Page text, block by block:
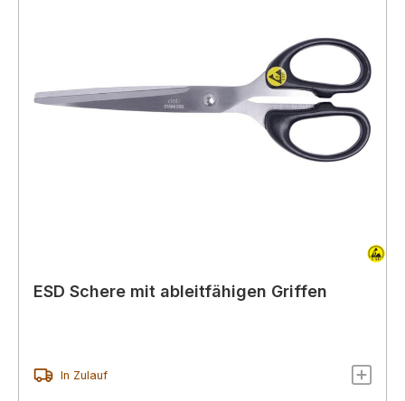
ESD Schere mit ableitfähigen Griffen
In Zulauf